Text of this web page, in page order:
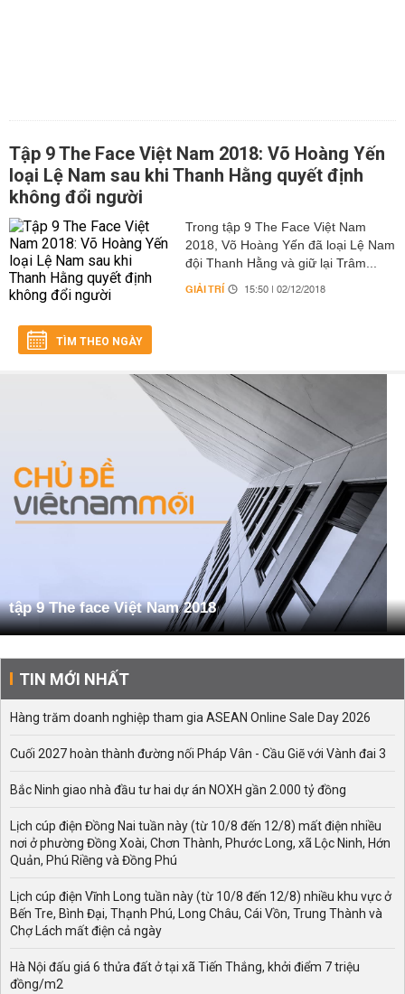
Tập 9 The Face Việt Nam 2018: Võ Hoàng Yến
loại Lệ Nam sau khi Thanh Hằng quyết định
không đổi người
Trong tập 9 The Face Việt Nam
2018, Võ Hoàng Yến đã loại Lệ Nam
đội Thanh Hằng và giữ lại Trâm...
GIẢI TRÍ 15:50 | 02/12/2018
TÌM THEO NGÀY
tập 9 The face Việt Nam 2018
TIN MỚI NHẤT
Hàng trăm doanh nghiệp tham gia ASEAN Online Sale Day 2026
Cuối 2027 hoàn thành đường nối Pháp Vân - Cầu Giẽ với Vành đai 3
Bắc Ninh giao nhà đầu tư hai dự án NOXH gần 2.000 tỷ đồng
Lịch cúp điện Đồng Nai tuần này (từ 10/8 đến 12/8) mất điện nhiều
nơi ở phường Đồng Xoài, Chơn Thành, Phước Long, xã Lộc Ninh, Hớn
Quản, Phú Riềng và Đồng Phú
Lịch cúp điện Vĩnh Long tuần này (từ 10/8 đến 12/8) nhiều khu vực ở
Bến Tre, Bình Đại, Thạnh Phú, Long Châu, Cái Vồn, Trung Thành và
Chợ Lách mất điện cả ngày
Hà Nội đấu giá 6 thửa đất ở tại xã Tiến Thắng, khởi điểm 7 triệu
đồng/m2